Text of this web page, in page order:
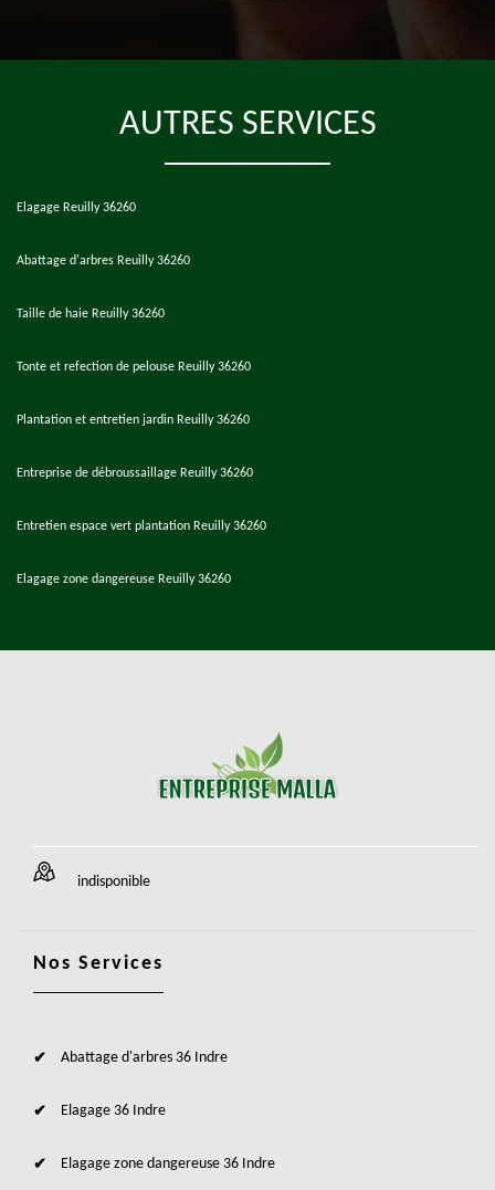
AUTRES SERVICES
Elagage Reuilly 36260
Abattage d'arbres Reuilly 36260
Taille de haie Reuilly 36260
Tonte et refection de pelouse Reuilly 36260
Plantation et entretien jardin Reuilly 36260
Entreprise de débroussaillage Reuilly 36260
Entretien espace vert plantation Reuilly 36260
Elagage zone dangereuse Reuilly 36260
indisponible
Nos Services
Abattage d'arbres 36 Indre
Elagage 36 Indre
Elagage zone dangereuse 36 Indre